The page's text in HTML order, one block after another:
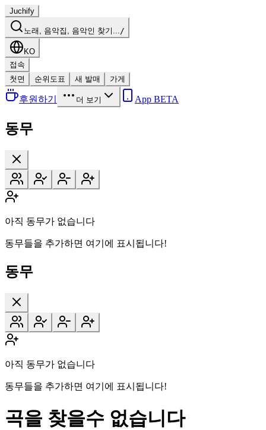
Juchify
노래, 음악집, 음악인 찾기.../
KO
접속
첫면
순위도표 새 발매 가게
후원하기 더 보기 App BETA
동무
아직 동무가 없습니다
동무들을 추가하면 여기에 표시됩니다!
동무
아직 동무가 없습니다
동무들을 추가하면 여기에 표시됩니다!
곡을 찾을수 없습니다